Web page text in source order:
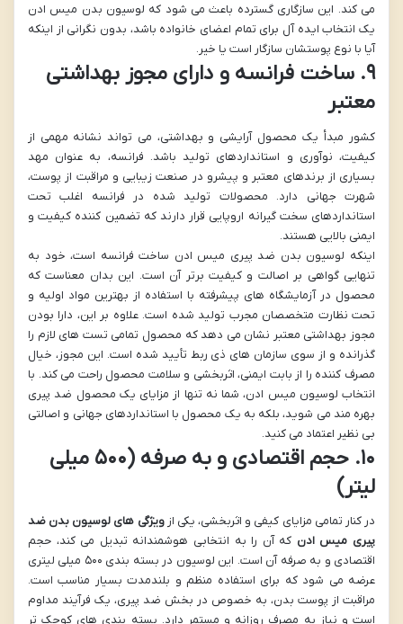
می کند. این سازگاری گسترده باعث می شود که لوسیون بدن میس ادن
یک انتخاب ایده آل برای تمام اعضای خانواده باشد، بدون نگرانی از اینکه
آیا با نوع پوستشان سازگار است یا خیر.
۹. ساخت فرانسه و دارای مجوز بهداشتی
معتبر
کشور مبدأ یک محصول آرایشی و بهداشتی، می تواند نشانه مهمی از
کیفیت، نوآوری و استانداردهای تولید باشد. فرانسه، به عنوان مهد
بسیاری از برندهای معتبر و پیشرو در صنعت زیبایی و مراقبت از پوست،
شهرت جهانی دارد. محصولات تولید شده در فرانسه اغلب تحت
استانداردهای سخت گیرانه اروپایی قرار دارند که تضمین کننده کیفیت و
ایمنی بالایی هستند.
اینکه لوسیون بدن ضد پیری میس ادن ساخت فرانسه است، خود به
تنهایی گواهی بر اصالت و کیفیت برتر آن است. این بدان معناست که
محصول در آزمایشگاه های پیشرفته با استفاده از بهترین مواد اولیه و
تحت نظارت متخصصان مجرب تولید شده است. علاوه بر این، دارا بودن
مجوز بهداشتی معتبر نشان می دهد که محصول تمامی تست های لازم را
گذرانده و از سوی سازمان های ذی ربط تأیید شده است. این مجوز، خیال
مصرف کننده را از بابت ایمنی، اثربخشی و سلامت محصول راحت می کند. با
انتخاب لوسیون میس ادن، شما نه تنها از مزایای یک محصول ضد پیری
بهره مند می شوید، بلکه به یک محصول با استانداردهای جهانی و اصالتی
بی نظیر اعتماد می کنید.
۱۰. حجم اقتصادی و به صرفه (۵۰۰ میلی
لیتر)
در کنار تمامی مزایای کیفی و اثربخشی، یکی ازویژگی های لوسیون بدن ضد
پیری میس ادن که آن را به انتخابی هوشمندانه تبدیل می کند، حجم
اقتصادی و به صرفه آن است. این لوسیون در بسته بندی ۵۰۰ میلی لیتری
عرضه می شود که برای استفاده منظم و بلندمدت بسیار مناسب است.
مراقبت از پوست بدن، به خصوص در بخش ضد پیری، یک فرآیند مداوم
است و نیاز به مصرف روزانه و مستمر دارد. بسته بندی های کوچک تر